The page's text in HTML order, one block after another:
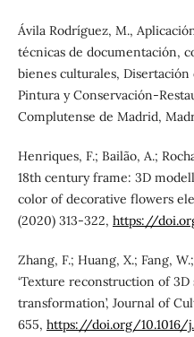
Ávila Rodríguez, M.,
técnicas de documentación,
bienes culturales,
Pintura y Conservación-
Complutense de Madrid,
Henriques, F.; Bailão, A.;
18th century frame: 3D
color of decorative flowers
(2020) 313-322, https://
Zhang, F.; Huang, X.; Fang,
‘Texture reconstruction of
transformation’, Journal of
655, https://doi.org/10.1016/